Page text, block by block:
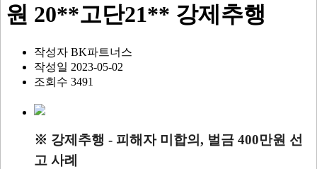
원 20**고단21** 강제추행
작성자 BK파트너스
작성일 2023-05-02
조회수 3491
※ 강제추행 - 피해자 미합의, 벌금 400만원 선
고 사례